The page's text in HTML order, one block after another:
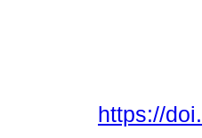
https://